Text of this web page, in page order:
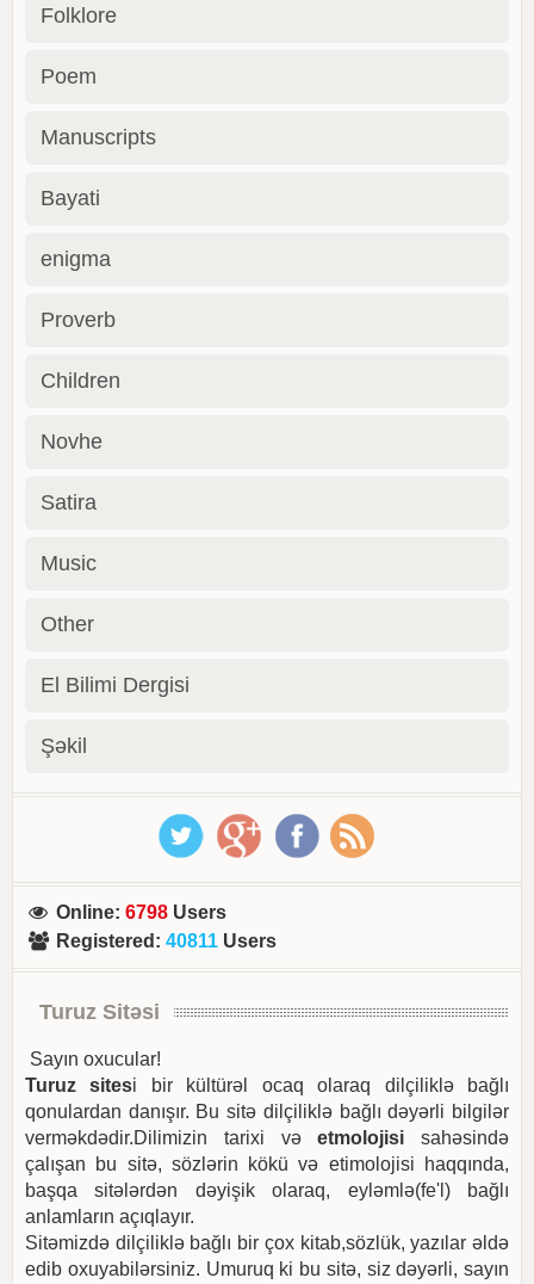
Folklore
Poem
Manuscripts
Bayati
enigma
Proverb
Children
Novhe
Satira
Music
Other
El Bilimi Dergisi
Şəkil
Online:6798 Users
Registered :40811 Users
Turuz Sitəsi
Sayın oxucular!
Turuz sitesi bir kültürəl ocaq olaraq dilçiliklə bağlı
qonulardan danışır. Bu sitə dilçiliklə bağlı dəyərli bilgilər
verməkdədir.Dilimizin tarixi vəetmolojisi sahəsində
çalışan bu sitə, sözlərin kökü və etimolojisi haqqında,
başqa sitələrdən dəyişik olaraq, eyləmlə(fe'l) bağlı
anlamların açıqlayır.
Sitəmizdə dilçiliklə bağlı bir çox kitab,sözlük, yazılar əldə
edib oxuyabilərsiniz. Umuruq ki bu sitə, siz dəyərli, sayın